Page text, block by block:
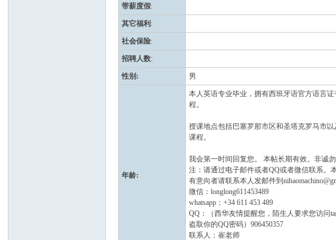
带薪度假:
其它福利 :
社会保险:
招聘人数:
性别 : 男
年龄:
本人英语专业毕业，拥有西班牙语官方语言
程。
授课地点包括巴塞罗那市区和圣塔克罗马市
课程。
我会第一时间回复您。 本帖长期有效。非诚
注：请通过电子邮件或者QQ或者微信联系。
有意向者请联系本人发邮件到
微信：longlong611453489
whatsapp：+34 611 453 489
QQ：（西华友情提醒您，陌生人要求您访问
盗取你的QQ密码）906450357
联系人：崔老师